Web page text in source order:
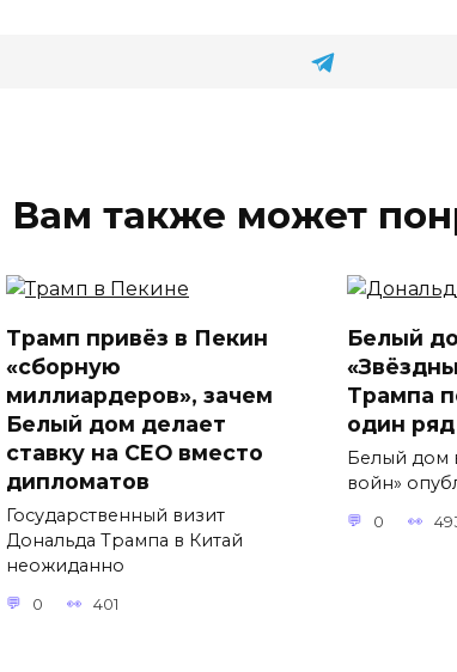
Вам также может
Трамп привёз в Пекин
«сборную
миллиардеров», зачем
Белый дом делает
ставку на CEO вместо
дипломатов
Государственный визит
Дональда Трампа в Китай
неожиданно
0 401
Белый
Трампа
один
Белый дом
войн»
0